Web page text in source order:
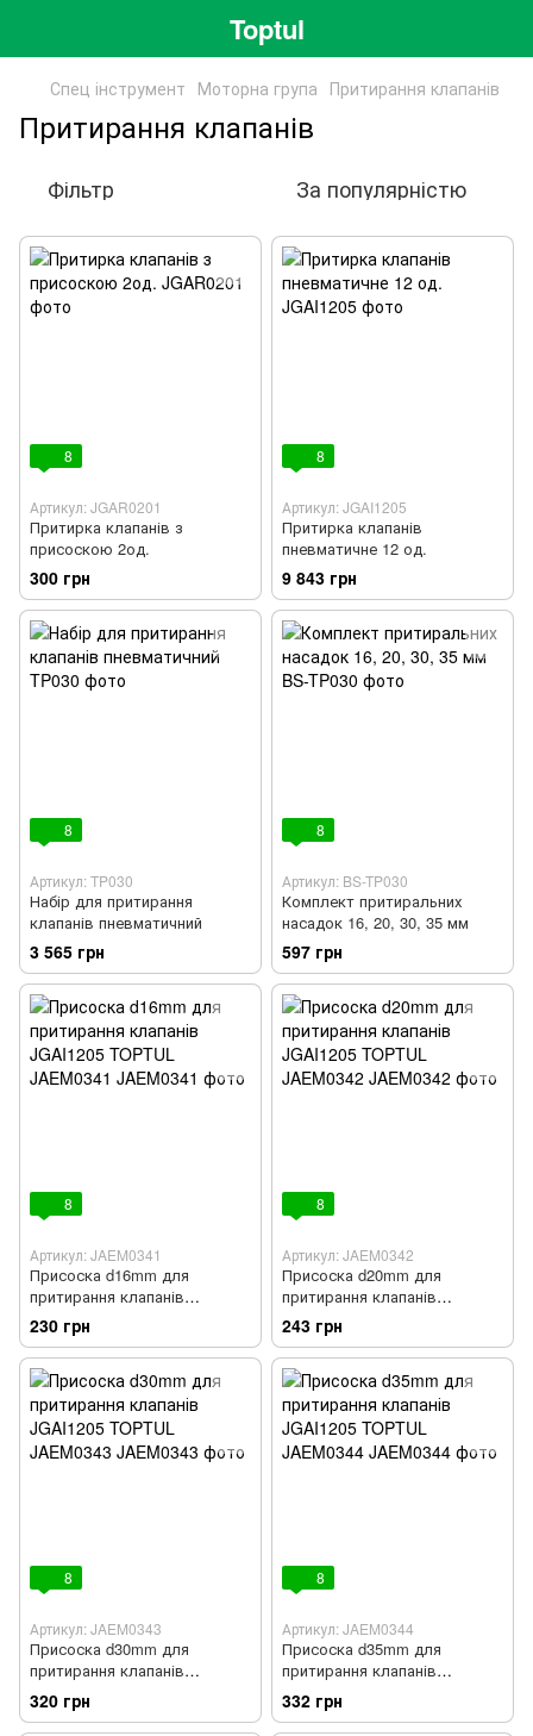
Toptul
Спец інструмент Моторна група Притирання клапанів
Притирання клапанів
Фільтр За популярністю
8
Артикул: JGAR0201
Притирка клапанів з
присоскою 2од.
300 грн
8
Артикул: JGAI1205
Притирка клапанів
пневматичне 12 од.
9 843 грн
8
Артикул: TP030
Набір для притирання
клапанів пневматичний
3 565 грн
8
Артикул: BS-TP030
Комплект притиральних
насадок 16, 20, 30, 35 мм
597 грн
8
Артикул: JAEM0341
Присоска d16mm для
притирання клапанів
JGAI1205 TOPTUL JAEM0341
230 грн
8
Артикул: JAEM0342
Присоска d20mm для
притирання клапанів
JGAI1205 TOPTUL JAEM0342
243 грн
8
Артикул: JAEM0343
Присоска d30mm для
притирання клапанів
JGAI1205 TOPTUL JAEM0343
320 грн
8
Артикул: JAEM0344
Присоска d35mm для
притирання клапанів
JGAI1205 TOPTUL JAEM0344
332 грн